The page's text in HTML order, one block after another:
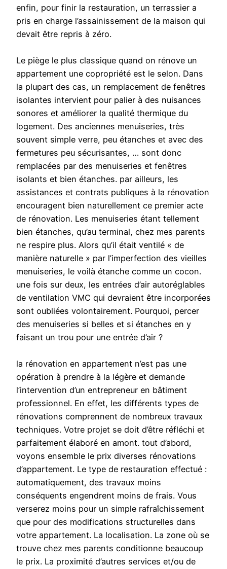
enfin, pour finir la restauration, un terrassier a
pris en charge l’assainissement de la maison qui
devait être repris à zéro.
Le piège le plus classique quand on rénove un
appartement une copropriété est le selon. Dans
la plupart des cas, un remplacement de fenêtres
isolantes intervient pour palier à des nuisances
sonores et améliorer la qualité thermique du
logement. Des anciennes menuiseries, très
souvent simple verre, peu étanches et avec des
fermetures peu sécurisantes, … sont donc
remplacées par des menuiseries et fenêtres
isolants et bien étanches. par ailleurs, les
assistances et contrats publiques à la rénovation
encouragent bien naturellement ce premier acte
de rénovation. Les menuiseries étant tellement
bien étanches, qu’au terminal, chez mes parents
ne respire plus. Alors qu’il était ventilé « de
manière naturelle » par l’imperfection des vieilles
menuiseries, le voilà étanche comme un cocon.
une fois sur deux, les entrées d’air autoréglables
de ventilation VMC qui devraient être incorporées
sont oubliées volontairement. Pourquoi, percer
des menuiseries si belles et si étanches en y
faisant un trou pour une entrée d’air ?
la rénovation en appartement n’est pas une
opération à prendre à la légère et demande
l’intervention d’un entrepreneur en bâtiment
professionnel. En effet, les différents types de
rénovations comprennent de nombreux travaux
techniques. Votre projet se doit d’être réfléchi et
parfaitement élaboré en amont. tout d’abord,
voyons ensemble le prix diverses rénovations
d’appartement. Le type de restauration effectué :
automatiquement, des travaux moins
conséquents engendrent moins de frais. Vous
verserez moins pour un simple rafraîchissement
que pour des modifications structurelles dans
votre appartement. La localisation. La zone où se
trouve chez mes parents conditionne beaucoup
le prix. La proximité d’autres services et/ou de